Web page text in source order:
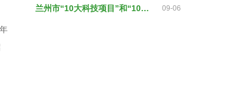
兰州市“10大科技项目”和“10大科技创新项目”揭晓 将分获100万和70万经费支持 09-06